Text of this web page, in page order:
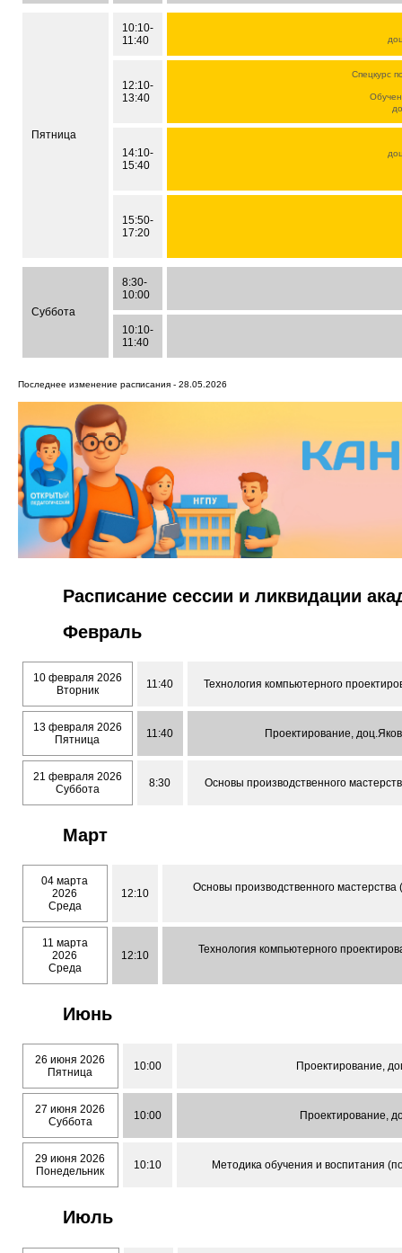
Пятница
10:10-
11:40
12:10-
13:40
Спецкурс
14:10-
15:40
15:50-
17:20
Суббота
8:30-
10:00
10:10-
11:40
Последнее изменение расписания - 28.05.2026
Расписание сессии и ликвидации
Февраль
10 февраля 2026
Вторник
11:40 Технология компьютерного
13 февраля 2026
Пятница
11:40 Проектирование,
21 февраля 2026
Суббота
8:30 Основы производственного
Март
04 марта
2026
Среда
12:10 Основы производственного мастерства
11 марта
2026
Среда
12:10 Технология компьютерного
Июнь
26 июня 2026
Пятница
10:00 Проектирование,
27 июня 2026
Суббота
10:00 Проектирование,
29 июня 2026
Понедельник
10:10 Методика обучения и воспитания
Июль